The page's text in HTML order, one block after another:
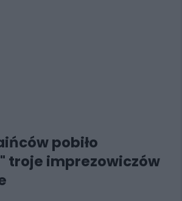
pobiło
troje imprezowiczów